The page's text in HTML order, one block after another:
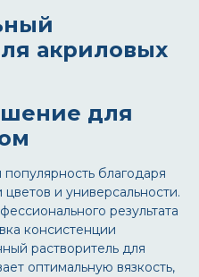
акриловых
для
благодаря
и универсальности.
результата
консистенции
растворитель для
оптимальную вязкость,